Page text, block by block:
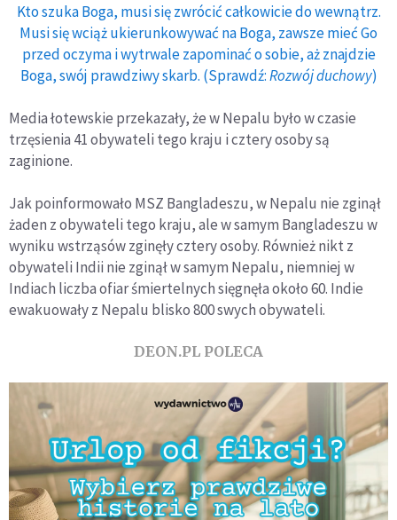
Kto szuka Boga, musi się zwrócić całkowicie do wewnątrz.
Musi się wciąż ukierunkowywać na Boga, zawsze mieć Go
przed oczyma i wytrwale zapominać o sobie, aż znajdzie
Boga, swój prawdziwy skarb. (Sprawdź:Rozwój duchowy)
Media łotewskie przekazały, że w Nepalu było w czasie
trzęsienia 41 obywateli tego kraju i cztery osoby są
zaginione.
Jak poinformowało MSZ Bangladeszu, w Nepalu nie zginął
żaden z obywateli tego kraju, ale w samym Bangladeszu w
wyniku wstrząsów zginęły cztery osoby. Również nikt z
obywateli Indii nie zginął w samym Nepalu, niemniej w
Indiach liczba ofiar śmiertelnych sięgnęła około 60. Indie
ewakuowały z Nepalu blisko 800 swych obywateli.
DEON.PL POLECA